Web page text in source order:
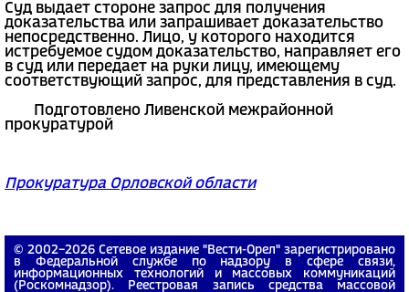
Суд выдает стороне запрос для получения
доказательства или запрашивает доказательство
непосредственно. Лицо, у которого находится
истребуемое судом доказательство, направляет его
в суд или передает на руки лицу, имеющему
соответствующий запрос, для представления в суд.
Подготовлено Ливенской межрайонной
прокуратурой
Прокуратура Орловской области
© 2002−2026 Сетевое издание "Вести-Орел" зарегистрировано
в Федеральной службе по надзору в сфере связи,
информационных технологий и массовых коммуникаций
(Роскомнадзор). Реестровая запись средства массовой